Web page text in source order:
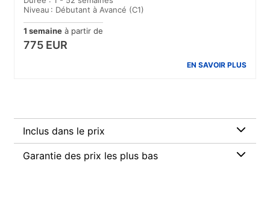
Niveau : Débutant à Avancé (C1)
1 semaine à partir de
775 EUR
EN SAVOIR PLUS
Inclus dans le prix
Garantie des prix les plus bas